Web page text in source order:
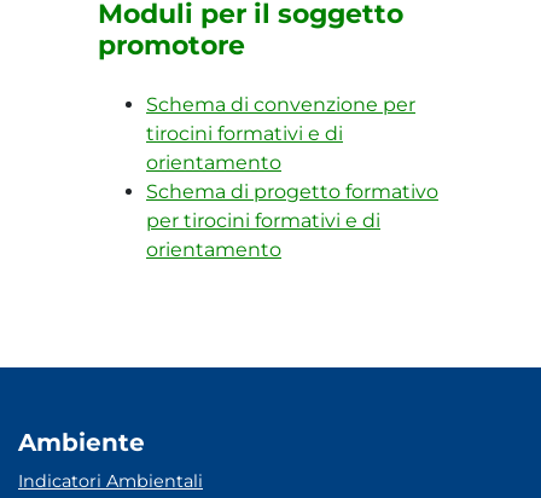
Moduli per il soggetto
promotore
Schema di convenzione per
tirocini formativi e di
orientamento
Schema di progetto formativo
per tirocini formativi e di
orientamento
Ambiente
Indicatori Ambientali